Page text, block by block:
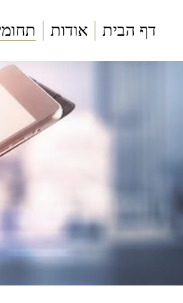
דף הבית אודות